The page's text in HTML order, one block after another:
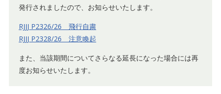
発行されましたので、お知らせいたします。
RJJJ P2326/26 飛行自粛
RJJJ P2328/26 注意喚起
また、当該期間についてさらなる延長になった場合には再
度お知らせいたします。